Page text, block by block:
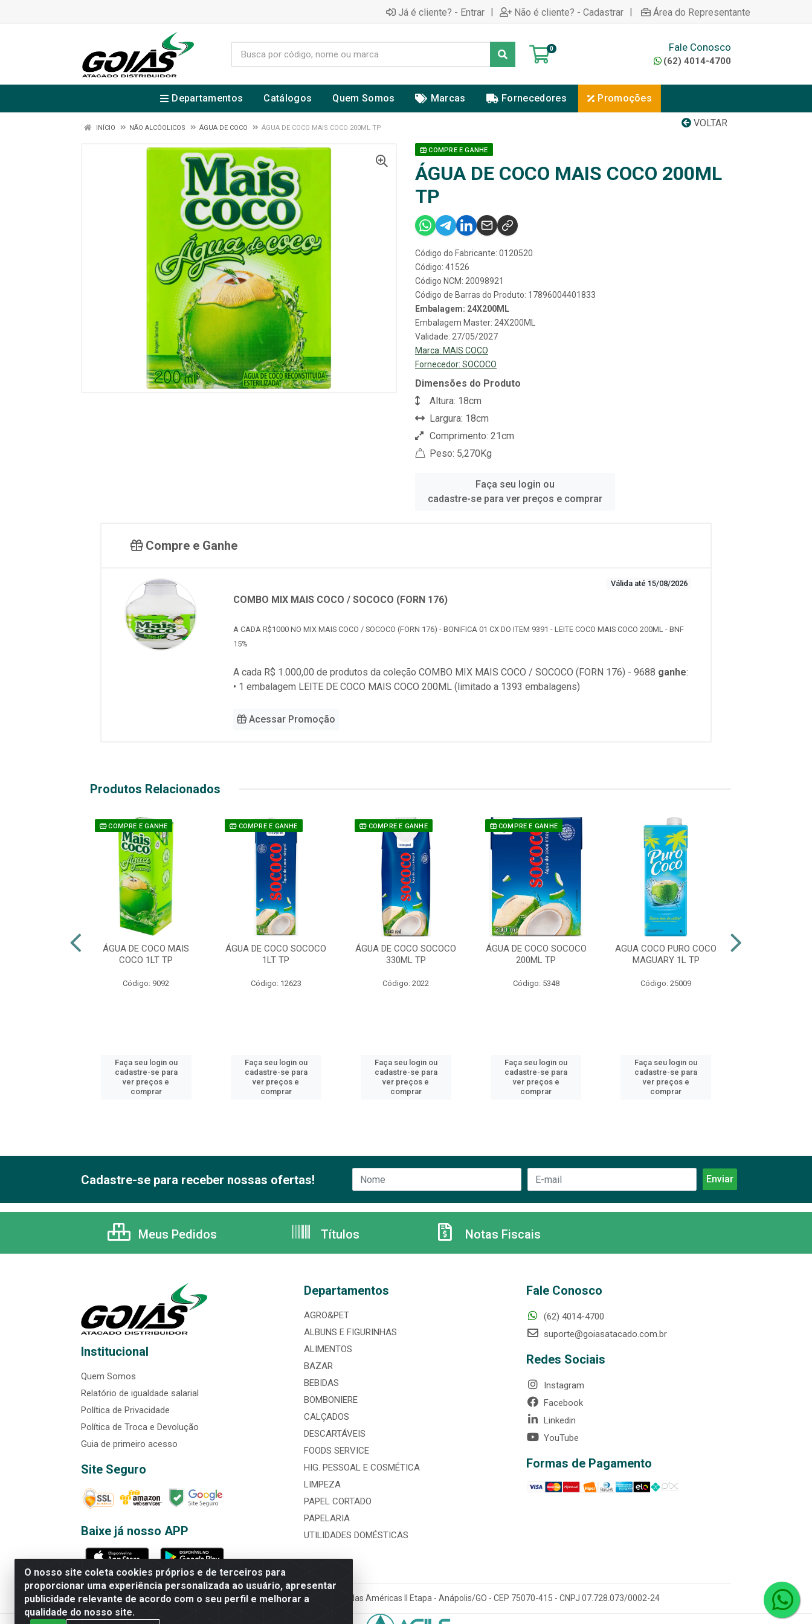
Já é cliente? - Entrar | Não é cliente? - Cadastrar | Área do Representante
0 Fale Conosco
(62) 4014-4700
Departamentos Catálogos Quem Somos Marcas Fornecedores Promoções
VOLTAR
INÍCIO NÃO ALCÓOLICOS ÁGUA DE COCO ÁGUA DE COCO MAIS COCO 200ML TP
COMPRE E GANHE
ÁGUA DE COCO MAIS COCO 200ML
TP
Código do Fabricante: 0120520
Código: 41526
Código NCM: 20098921
Código de Barras do Produto: 17896004401833
Embalagem: 24X200ML
Embalagem Master: 24X200ML
Validade: 27/05/2027
Marca: MAIS COCO
Fornecedor: SOCOCO
Dimensões do Produto
Altura: 18cm
Largura: 18cm
Comprimento: 21cm
Peso: 5,270Kg
Faça seu login ou
cadastre-se para ver preços e comprar
Compre e Ganhe
Válida até 15/08/2026
COMBO MIX MAIS COCO / SOCOCO (FORN 176)
A CADA R$1000 NO MIX MAIS COCO / SOCOCO (FORN 176) - BONIFICA 01 CX DO ITEM 9391 - LEITE COCO MAIS COCO 200ML - BNF
15%
A cada R$ 1.000,00 de produtos da coleçãoCOMBO MIX MAIS COCO / SOCOCO (FORN 176) - 9688 ganhe:
• 1 embalagem LEITE DE COCO MAIS COCO 200ML (limitado a 1393 embalagens)
Acessar Promoção
Produtos Relacionados
COMPRE E GANHE
ÁGUA DE COCO MAIS
COCO 1LT TP
Código: 9092
Faça seu login ou
cadastre-se para
ver preços e
comprar
COMPRE E GANHE
ÁGUA DE COCO SOCOCO
1LT TP
Código: 12623
Faça seu login ou
cadastre-se para
ver preços e
comprar
COMPRE E GANHE
ÁGUA DE COCO SOCOCO
330ML TP
Código: 2022
Faça seu login ou
cadastre-se para
ver preços e
comprar
COMPRE E GANHE
ÁGUA DE COCO SOCOCO
200ML TP
Código: 5348
Faça seu login ou
cadastre-se para
ver preços e
comprar
AGUA COCO PURO COCO
MAGUARY 1L TP
Código: 25009
Faça seu login ou
cadastre-se para
ver preços e
comprar
O nosso site coleta cookies próprios e de terceiros para
proporcionar uma experiência personalizada ao usuário, apresentar
publicidade relevante de acordo com o seu perfil e melhorar a
qualidade do nosso site.
Cadastre-se para receber nossas ofertas!
Meus Pedidos Títulos Notas Fiscais
Institucional
Quem Somos
Relatório de igualdade salarial
Política de Privacidade
Política de Troca e Devolução
Guia de primeiro acesso
Site Seguro
Baixe já nosso APP
Departamentos
AGRO&PET
ALBUNS E FIGURINHAS
ALIMENTOS
BAZAR
BEBIDAS
BOMBONIERE
CALÇADOS
DESCARTÁVEIS
FOODS SERVICE
HIG. PESSOAL E COSMÉTICA
LIMPEZA
PAPEL CORTADO
PAPELARIA
UTILIDADES DOMÉSTICAS
Fale Conosco
(62) 4014-4700
suporte@goiasatacado.com.br
Redes Sociais
Instagram
Facebook
Linkedin
YouTube
Formas de Pagamento
Rede Brasil - Avenida Universitária, nº 3860, Jardim das Américas II Etapa - Anápolis/GO - CEP 75070-415 - CNPJ 07.728.073/0002-24